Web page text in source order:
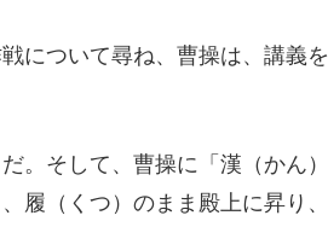
について尋ね、曹操は、講義を
。そして、曹操に「漢（かん）
履（くつ）のまま殿上に昇り、